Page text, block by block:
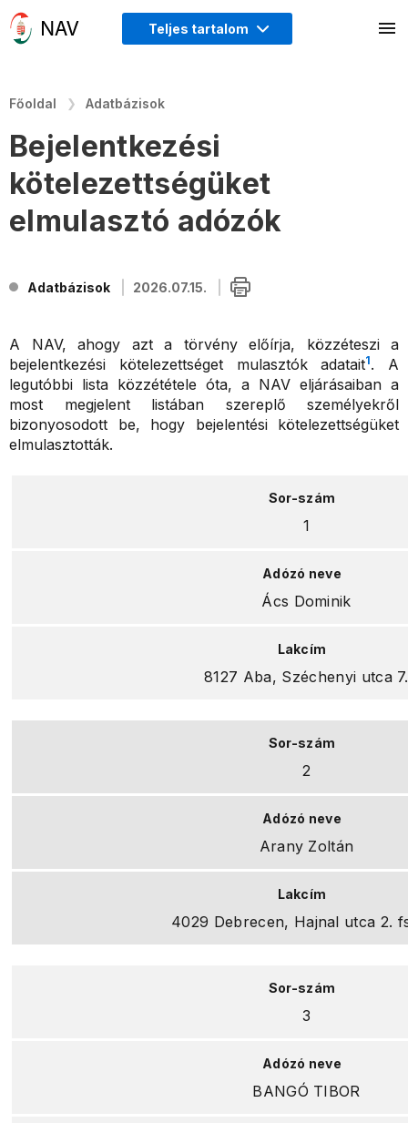
Teljes tartalom
Főoldal Adatbázisok
Bejelentkezési
kötelezettségüket
elmulasztó adózók
Adatbázisok 2026.07.15.
A NAV, ahogy azt a törvény előírja, közzéteszi a
bejelentkezési kötelezettséget mulasztók adatait1. A
legutóbbi lista közzététele óta, a NAV eljárásaiban a
most megjelent listában szereplő személyekről
bizonyosodott be, hogy bejelentési kötelezettségüket
elmulasztották.
1
Ács Dominik
8127 Aba, Széchenyi utca 7.
2
Arany Zoltán
4029 Debrecen, Hajnal utca 2.
3
BANGÓ TIBOR